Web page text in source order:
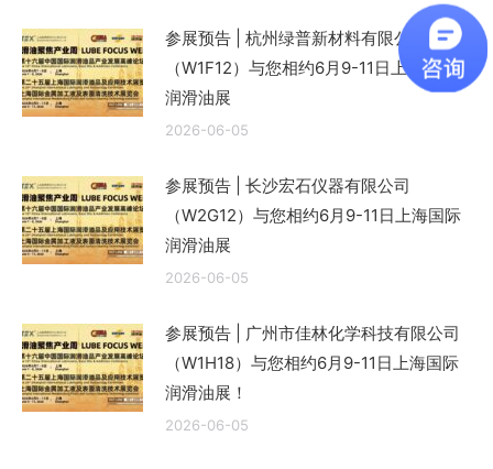
参展预告 | 杭州绿普新材料有限公司
（W1F12）与您相约6月9-11日上海国际
润滑油展
2026-06-05
参展预告 | 长沙宏石仪器有限公司
（W2G12）与您相约6月9-11日上海国际
润滑油展
2026-06-05
参展预告 | 广州市佳林化学科技有限公司
（W1H18）与您相约6月9-11日上海国际
润滑油展！
2026-06-05